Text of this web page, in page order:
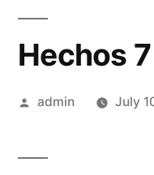
Hechos 7
Posted
admin July